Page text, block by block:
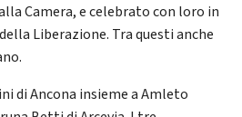
Camera, e celebrato con loro in
Liberazione. Tra questi anche
di Ancona insieme a Amleto